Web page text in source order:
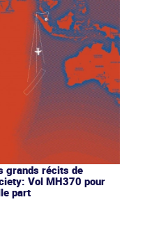
grands récits de
Vol MH370 pour
part